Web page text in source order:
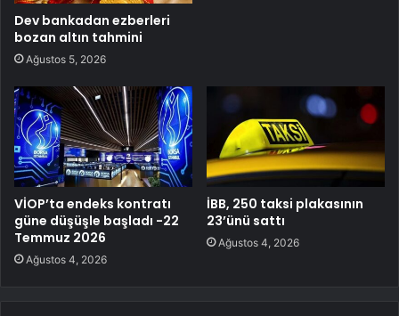
Dev bankadan ezberleri
bozan altın tahmini
Ağustos 5, 2026
VİOP’ta endeks kontratı
güne düşüşle başladı -22
Temmuz 2026
Ağustos 4, 2026
İBB, 250 taksi plakasının
23’ünü sattı
Ağustos 4, 2026